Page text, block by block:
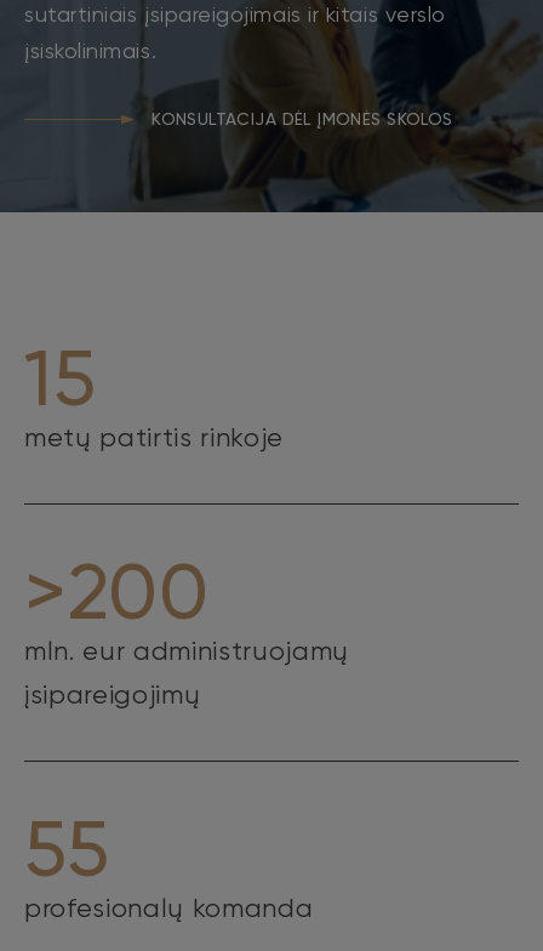
sutartiniais įsipareigojimais ir kitais verslo
įsiskolinimais.
KONSULTACIJA DĖL ĮMONĖS SKOLOS
15
metų patirtis rinkoje
>200
mln. eur administruojamų
įsipareigojimų
55
profesionalų komanda